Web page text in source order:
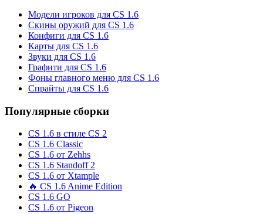
Модели игроков для CS 1.6
Скины оружий для CS 1.6
Конфиги для CS 1.6
Карты для CS 1.6
Звуки для CS 1.6
Графити для CS 1.6
Фоны главного меню для CS 1.6
Спрайты для CS 1.6
Популярные сборки
CS 1.6 в стиле CS 2
CS 1.6 Classic
CS 1.6 от Zehhs
CS 1.6 Standoff 2
CS 1.6 от Xtample
🔥 CS 1.6 Anime Edition
CS 1.6 GO
CS 1.6 от Pigeon